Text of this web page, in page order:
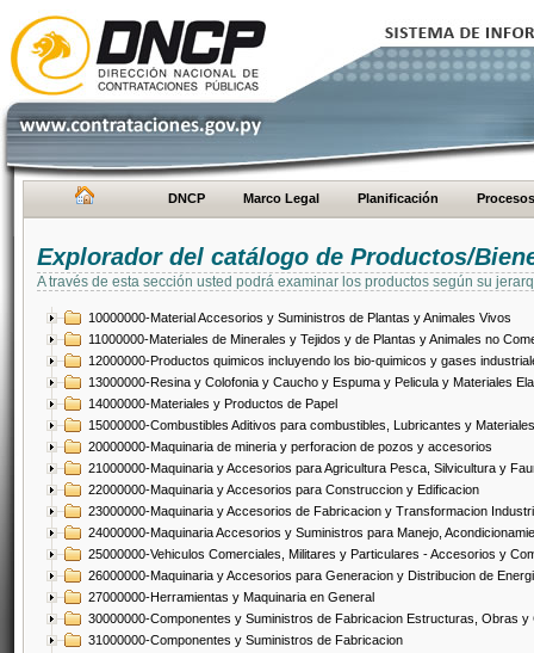
DNCP Marco Legal Planificación Procesos
Explorador del catálogo de Productos/
A través de esta sección usted podrá examinar los productos según su
10000000-Material Accesorios y Suministros de Plantas y Animales Vivos
11000000-Materiales de Minerales y Tejidos y de Plantas y Animales no
12000000-Productos quimicos incluyendo los bio-quimicos y gases
13000000-Resina y Colofonia y Caucho y Espuma y Pelicula y Materiales
14000000-Materiales y Productos de Papel
15000000-Combustibles Aditivos para combustibles, Lubricantes y
20000000-Maquinaria de mineria y perforacion de pozos y accesorios
21000000-Maquinaria y Accesorios para Agricultura Pesca, Silvicultura y
22000000-Maquinaria y Accesorios para Construccion y Edificacion
23000000-Maquinaria y Accesorios de Fabricacion y Transformacion
24000000-Maquinaria Accesorios y Suministros para Manejo,
25000000-Vehiculos Comerciales, Militares y Particulares - Accesorios y
26000000-Maquinaria y Accesorios para Generacion y Distribucion de
27000000-Herramientas y Maquinaria en General
30000000-Componentes y Suministros de Fabricacion Estructuras, Obras
31000000-Componentes y Suministros de Fabricacion